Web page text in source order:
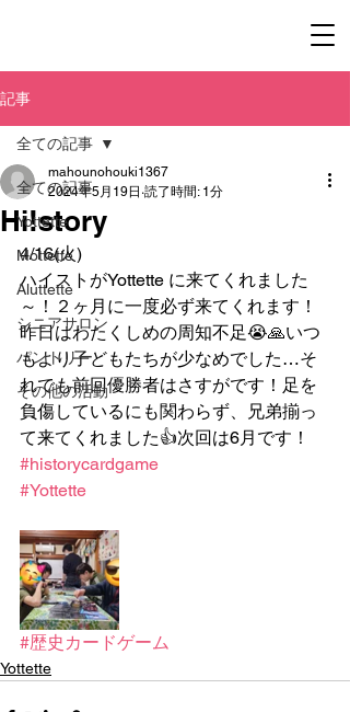
記事
全ての記事
Yottette
Mottette
Aluttette
シニアサロン
パントリー
その他の活動
全ての記事
Hi!story
mahounohouki1367
2024年5月19日 読了時間: 1分
4/16(火)
ハイストがYottette に来てくれました
～！２ヶ月に一度必ず来てくれます！
昨日はわたくしめの周知不足😭🙏いつ
もより子どもたちが少なめでした…そ
れでも前回優勝者はさすがです！足を
負傷しているにも関わらず、兄弟揃っ
て来てくれました👍次回は6月です！
#historycardgame
#Yottette
#歴史カードゲーム
Yottette